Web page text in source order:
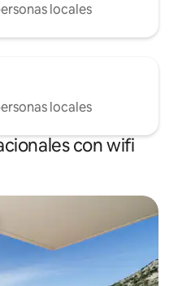
locales
locales
con wifi